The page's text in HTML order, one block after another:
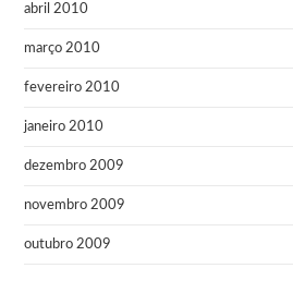
abril 2010
março 2010
fevereiro 2010
janeiro 2010
dezembro 2009
novembro 2009
outubro 2009